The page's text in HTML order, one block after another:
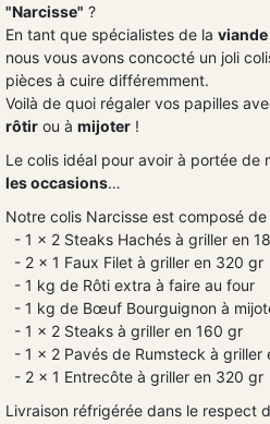
"Narcisse" ?
En tant que spécialistes de la
nous vous avons concocté un joli
pièces à cuire différemment.
Voilà de quoi régaler vos papilles
rôtir ou à mijoter !
Le colis idéal pour avoir à portée de
les occasions…
Notre colis Narcisse est composé de
- 1 x 2 Steaks Hachés à griller en
- 2 x 1 Faux Filet à griller en 320 gr
- 1 kg de Rôti extra à faire au four
- 1 kg de Bœuf Bourguignon à
- 1 x 2 Steaks à griller en 160 gr
- 1 x 2 Pavés de Rumsteck à
- 2 x 1 Entrecôte à griller en 320 gr
Livraison réfrigérée dans le respect